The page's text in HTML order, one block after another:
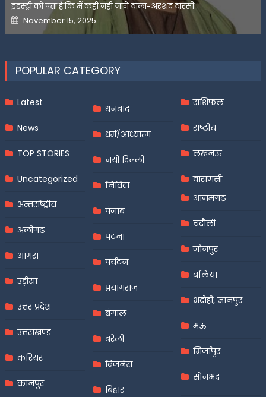
इंडस्ट्री को पता है कि मैं कहीं नहीं जाने वाला-अरशद वारसी
Posted
on
November 15, 2025
POPULAR CATEGORY
Latest
News
TOP STORIES
Uncategorized
अन्तर्राष्ट्रीय
अलीगढ़
आगरा
उड़ीसा
उत्तर प्रदेश
उत्तराखण्ड
करियर
कानपुर
धनबाद
धर्म/आध्यात्म
नयी दिल्ली
निविदा
पंजाब
पटना
पर्यटन
प्रयागराज
बंगाल
बरेली
बिजनेस
बिहार
राशिफल
राष्ट्रीय
लखनऊ
वाराणसी
आज़मगढ़
चंदौली
जौनपुर
बलिया
भदोही, ज्ञानपुर
मऊ
मिर्जापुर
सोनभद्र